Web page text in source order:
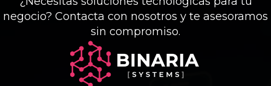
negocio? Contacta con nosotros y te asesoramos
sin compromiso.